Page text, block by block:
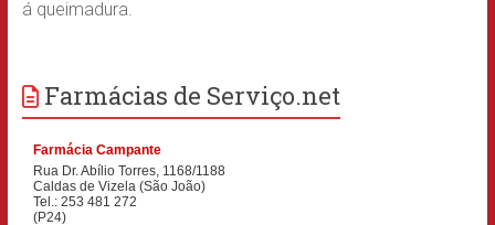
á queimadura.
Farmácias de Serviço.net